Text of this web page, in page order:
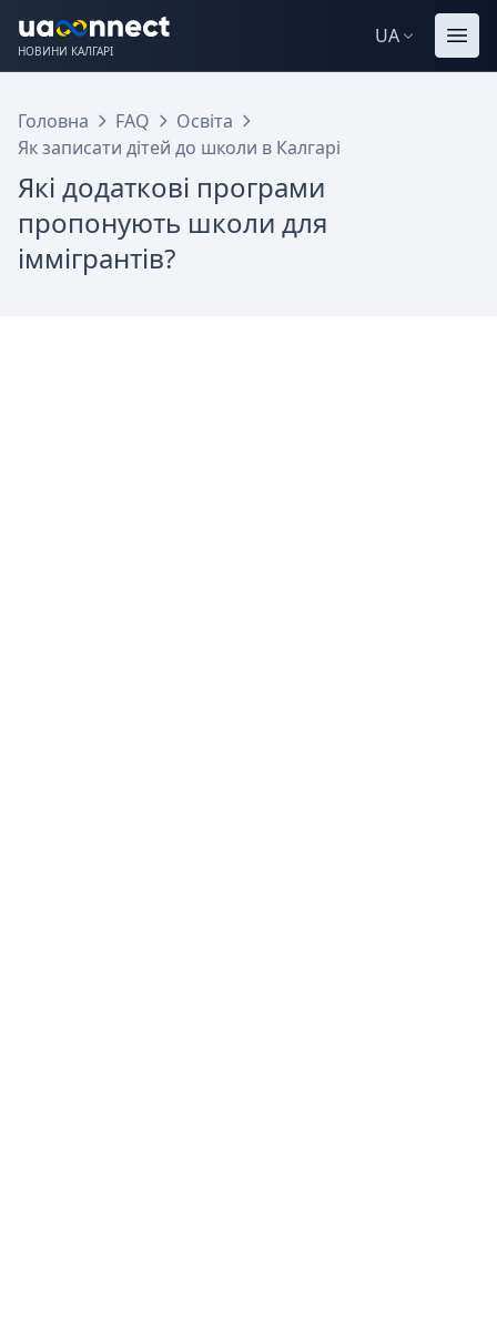
НОВИНИ КАЛГАРІ
UA
Головна FAQ
Освіта
Як записати дітей до школи в Калгарі
Які додаткові програми
пропонують школи для
іммігрантів?